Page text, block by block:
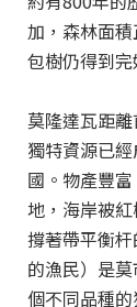
加，森林面
包樹仍得到完
莫隆達瓦距
獨特資源已
國。物產豐
地，海岸被
撐著帶平衡
的漁民）是
個不同品種